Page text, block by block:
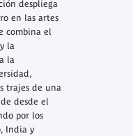
despliega
en las artes
combina el
la
la
trajes de una
desde el
por los
India y